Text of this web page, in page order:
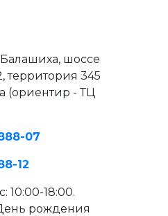
шоссе
территория 345
(ориентир - ТЦ
07
12
10:00-18:00.
рождения